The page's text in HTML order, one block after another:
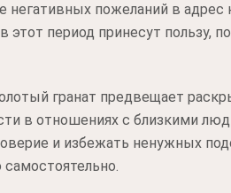
негативных пожеланий в
период принесут пользу,
гранат предвещает
в отношениях с близкими
и избежать ненужных